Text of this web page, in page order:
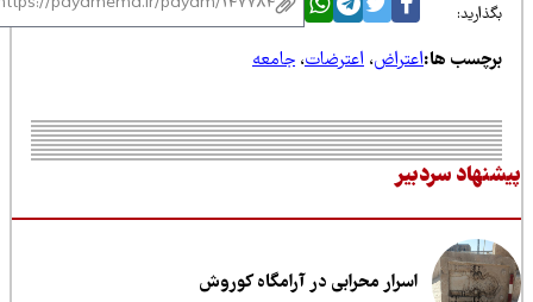
ها:اعتراض،اعترضات،جامعه
سردبیر
اسرار محرابی در آرامگاه کوروش